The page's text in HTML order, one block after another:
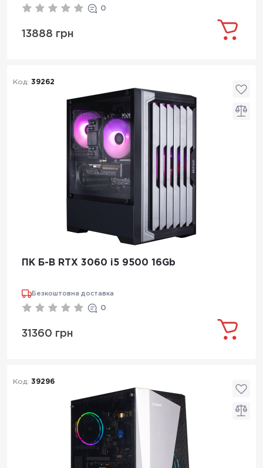
0
13888 грн
Код: 39262
ПК Б-В RTX 3060 i5 9500 16Gb
Безкоштовна доставка
0
31360 грн
Код: 39296